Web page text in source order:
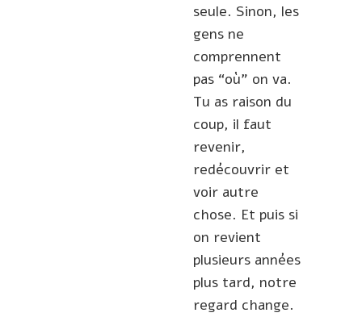
seule. Sinon, les
gens ne
comprennent
pas “où” on va.
Tu as raison du
coup, il faut
revenir,
redécouvrir et
voir autre
chose. Et puis si
on revient
plusieurs années
plus tard, notre
regard change.